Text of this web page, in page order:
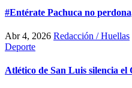
#Entérate Pachuca no
Abr 4, 2026 Redacción / Huellas
Deporte
Atlético de San Luis silencia